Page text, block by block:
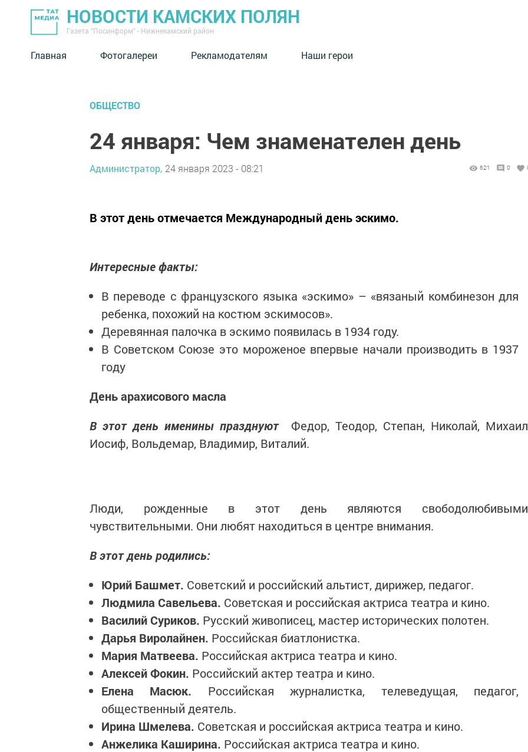
НОВОСТИ КАМСКИХ ПОЛЯН
Газета "Посинформ" - Нижнекамский район
Главная Фотогалереи Рекламодателям Наши герои
ОБЩЕСТВО
24 января: Чем знаменателен день
Администратор, 24 января 2023 - 08:21 621 0
В этот день отмечается Международный день эскимо.
Интересные факты:
В переводе с французского языка «эскимо» – «вязаный комбинезон для
ребенка, похожий на костюм эскимосов».
Деревянная палочка в эскимо появилась в 1934 году.
В Советском Союзе это мороженое впервые начали производить в 1937
году
День арахисового масла
В этот день именины празднуютФедор, Теодор, Степан, Николай,
Иосиф, Вольдемар, Владимир, Виталий.
Люди, рожденные в этот день являются
чувствительными. Они любят находиться в центре внимания.
В этот день родились:
Юрий Башмет. Советский и российский альтист, дирижер, педагог.
Людмила Савельева. Советская и российская актриса театра и кино.
Василий Суриков. Русский живописец, мастер исторических полотен.
Дарья Виролайнен. Российская биатлонистка.
Мария Матвеева. Российская актриса театра и кино.
Алексей Фокин. Российский актер театра и кино.
Елена Масюк. Российская журналистка, телеведущая, педагог,
общественный деятель.
Ирина Шмелева. Советская и российская актриса театра и кино.
Анжелика Каширина. Российская актриса театра и кино.